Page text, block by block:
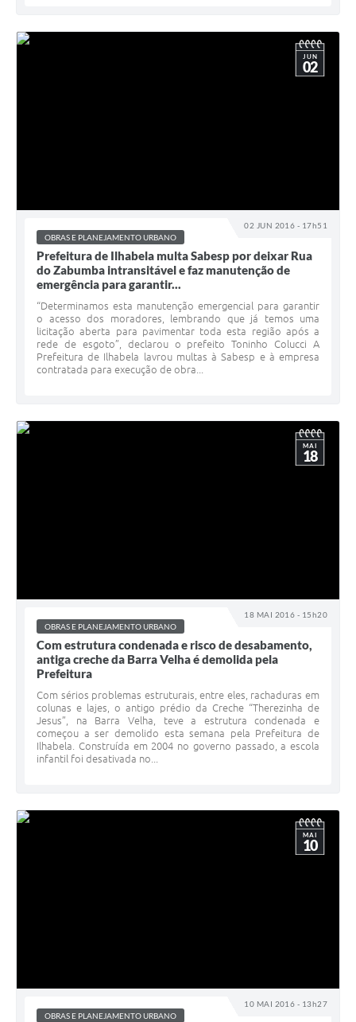
02 JUN 2016 - 17h51
JUN
02
OBRAS E PLANEJAMENTO URBANO
Prefeitura de Ilhabela multa Sabesp por deixar Rua
do Zabumba intransitável e faz manutenção de
emergência para garantir...
“Determinamos esta manutenção emergencial para garantir
o acesso dos moradores, lembrando que já temos uma
licitação aberta para pavimentar toda esta região após a
rede de esgoto”, declarou o prefeito Toninho Colucci A
Prefeitura de Ilhabela lavrou multas à Sabesp e à empresa
contratada para execução de obra...
18 MAI 2016 - 15h20
MAI
18
OBRAS E PLANEJAMENTO URBANO
Com estrutura condenada e risco de desabamento,
antiga creche da Barra Velha é demolida pela
Prefeitura
Com sérios problemas estruturais, entre eles, rachaduras em
colunas e lajes, o antigo prédio da Creche “Therezinha de
Jesus”, na Barra Velha, teve a estrutura condenada e
começou a ser demolido esta semana pela Prefeitura de
Ilhabela. Construída em 2004 no governo passado, a escola
infantil foi desativada no...
10 MAI 2016 - 13h27
MAI
10
OBRAS E PLANEJAMENTO URBANO